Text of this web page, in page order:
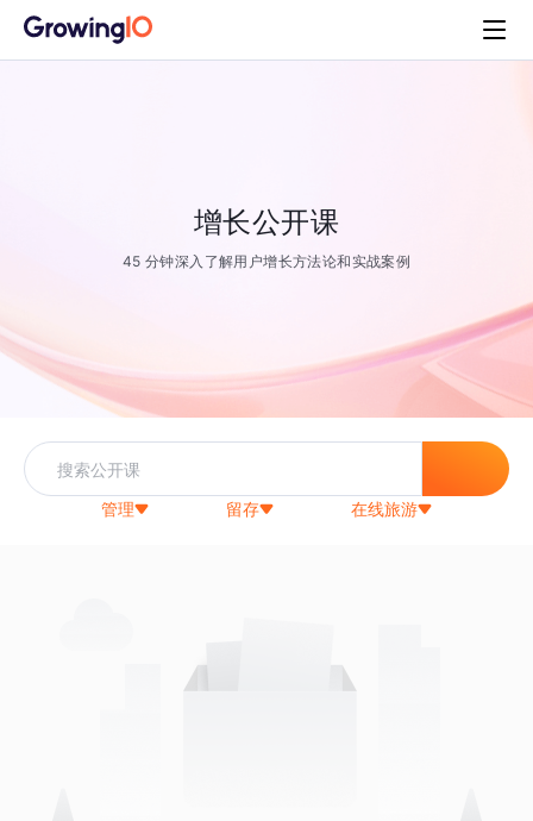
增长公开课
45 分钟深入了解用户增长方法论和实战案例
管理 留存 在线旅游